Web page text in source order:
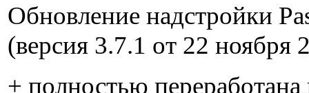
Обновление надстройки
(версия 3.7.1 от 22 ноября
+ полностью переработана